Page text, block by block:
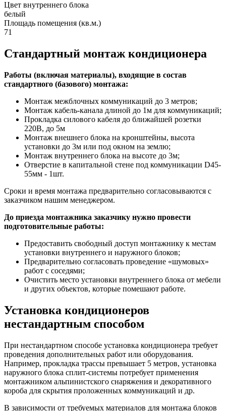
Цвет внутреннего блока
белый
Площадь помещения (кв.м.)
71
Стандартный монтаж кондиционера
Работы (включая материалы), входящие в состав
стандартного (базового) монтажа:
Монтаж межблочных коммуникаций до 3 метров;
Монтаж кабель-канала длиной до 1м для коммуникаций;
Прокладка силового кабеля до ближайшей розетки
220В, до 5м
Монтаж внешнего блока на кронштейны, высота
установки до 3м или под окном на землю;
Монтаж внутреннего блока на высоте до 3м;
Отверстие в капитальной стене под коммуникации D45-
55мм - 1шт.
Сроки и время монтажа предварительно согласовываются с
заказчиком нашим менеджером.
До приезда монтажника заказчику нужно провести
подготовительные работы:
Предоставить свободный доступ монтажнику к местам
установки внутреннего и наружного блоков;
Предварительно согласовать проведение «шумовых»
работ с соседями;
Очистить место установки внутреннего блока от мебели
и других объектов, которые помешают работе.
Установка кондиционеров
нестандартным способом
При нестандартном способе установка кондиционера требует
проведения дополнительных работ или оборудования.
Например, прокладка трассы превышает 5 метров, установка
наружного блока сплит-системы потребует применения
монтажником альпинистского снаряжения и декоративного
короба для скрытия проложенных коммуникаций и др.
В зависимости от требуемых материалов для монтажа блоков